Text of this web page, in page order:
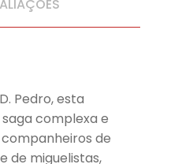
Pedro, esta
complexa e
de
de miguelistas,